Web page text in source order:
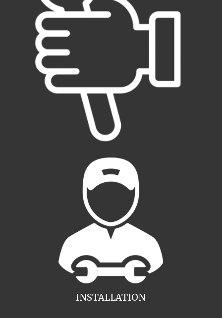
INSTALLATION